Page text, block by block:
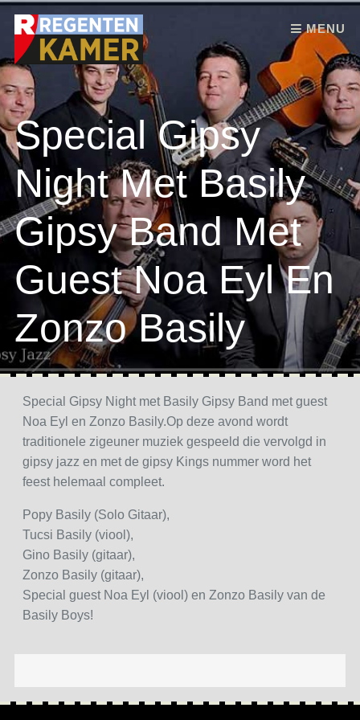
MENU
Skip to content
Special Gipsy
Night Met Basily
Gipsy Band Met
Guest Noa Eyl En
Zonzo Basily
Special Gipsy Night met Basily Gipsy Band met guest
Noa Eyl en Zonzo Basily.Op deze avond wordt
traditionele zigeuner muziek gespeeld die vervolgd in
gipsy jazz en met de gipsy Kings nummer word het
feest helemaal compleet.
Popy Basily (Solo Gitaar),
Tucsi Basily (viool),
Gino Basily (gitaar),
Zonzo Basily (gitaar),
Special guest Noa Eyl (viool) en Zonzo Basily van de
Basily Boys!